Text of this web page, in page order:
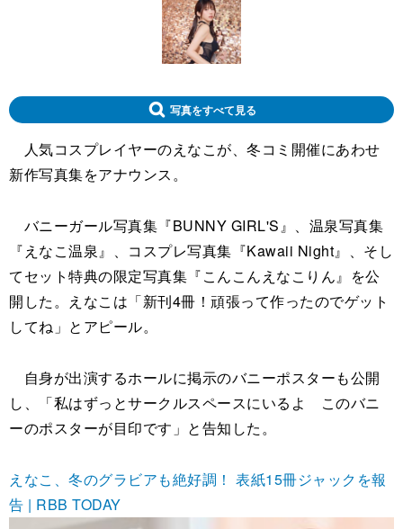
写真をすべて見る
人気コスプレイヤーのえなこが、冬コミ開催にあわせ
新作写真集をアナウンス。
バニーガール写真集『BUNNY GIRL'S』、温泉写真集
『えなこ温泉』、コスプレ写真集『Kawaii Night』、そし
てセット特典の限定写真集『こんこんえなこりん』を公
開した。えなこは「新刊4冊！頑張って作ったのでゲット
してね」とアピール。
自身が出演するホールに掲示のバニーポスターも公開
し、「私はずっとサークルスペースにいるよ このバニ
ーのポスターが目印です」と告知した。
えなこ、冬のグラビアも絶好調！ 表紙15冊ジャックを報
告 | RBB TODAY